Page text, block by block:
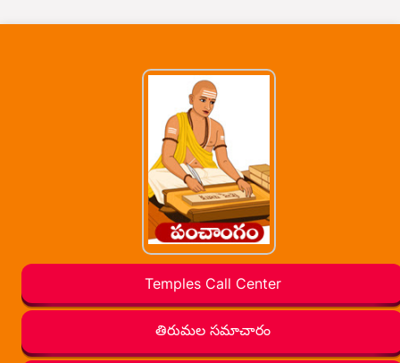
Temples Call Center
తిరుమల సమాచారం